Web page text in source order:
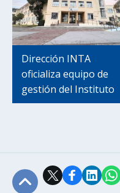
Dirección INTA
oficializa equipo de
gestión del Instituto